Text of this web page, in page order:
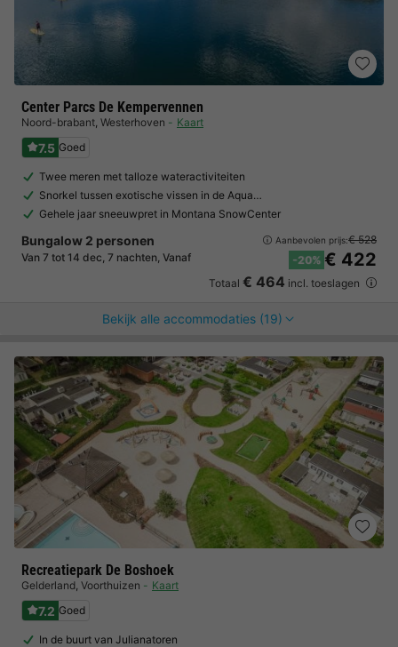
Center Parcs De Kempervennen
Noord-brabant, Westerhoven Kaart
7.5 Goed
Twee meren met talloze wateractiviteiten
Snorkel tussen exotische vissen in de Aqua…
Gehele jaar sneeuwpret in Montana SnowCenter
Bungalow 2 personen
Van 7 tot 14 dec, 7 nachten, Vanaf
Aanbevolen prijs:€ 528
-20% € 422
Totaal € 464 incl. toeslagen
Bekijk alle accommodaties (19)
Recreatiepark De Boshoek
Gelderland, Voorthuizen Kaart
7.2 Goed
In de buurt van Julianatoren